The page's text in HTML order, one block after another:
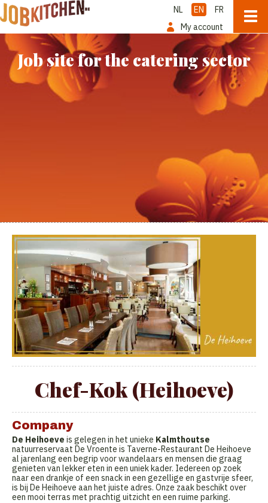
NL EN
FR
My account
Job site for the catering sector
Chef-Kok (Heihoeve)
Company
De Heihoeve is gelegen in het unieke Kalmthoutse
natuurreservaat De Vroente is Taverne-Restaurant De Heihoeve
al jarenlang een begrip voor wandelaars en mensen die graag
genieten van lekker eten in een uniek kader. Iedereen op zoek
naar een drankje of een snack in een gezellige en gastvrije sfeer,
is bij De Heihoeve aan het juiste adres. Onze zaak beschikt over
een mooi terras met prachtig uitzicht en een ruime parking.